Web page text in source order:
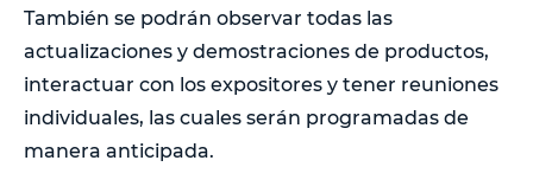
También se podrán observar todas las
actualizaciones y demostraciones de productos,
interactuar con los expositores y tener reuniones
individuales, las cuales serán programadas de
manera anticipada.